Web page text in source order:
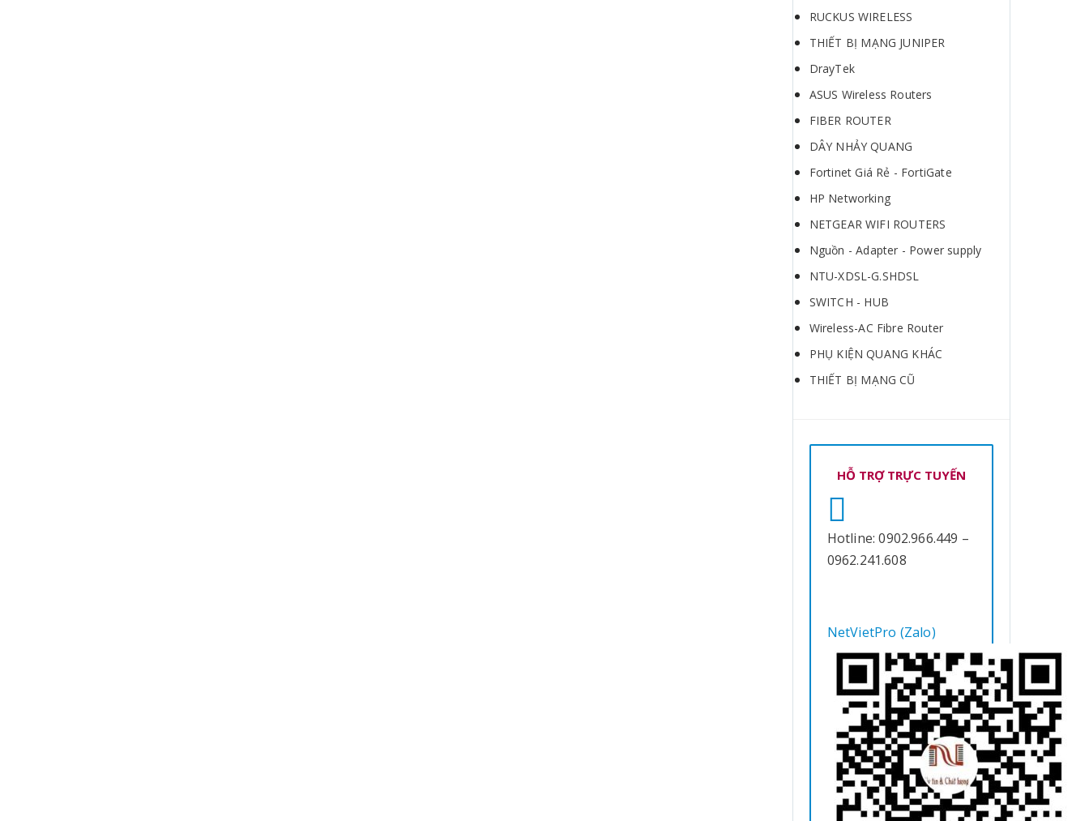
RUCKUS WIRELESS
THIẾT BỊ MẠNG JUNIPER
DrayTek
ASUS Wireless Routers
FIBER ROUTER
DÂY NHẢY QUANG
Fortinet Giá Rẻ - FortiGate
HP Networking
NETGEAR WIFI ROUTERS
Nguồn - Adapter - Power supply
NTU-XDSL-G.SHDSL
SWITCH - HUB
Wireless-AC Fibre Router
PHỤ KIỆN QUANG KHÁC
THIẾT BỊ MẠNG CŨ
HỖ TRỢ TRỰC TUYẾN
Hotline: 0902.966.449 –
0962.241.608
NetVietPro (Zalo)